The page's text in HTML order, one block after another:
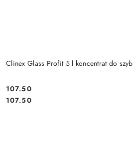
Clinex Glass Profit 5 l koncentrat do szyb
Cena:
107.50
Cena:
107.50